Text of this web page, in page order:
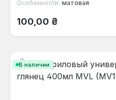
Особенности: матовая
Обычная цена:
100,00 ₴
В наличии